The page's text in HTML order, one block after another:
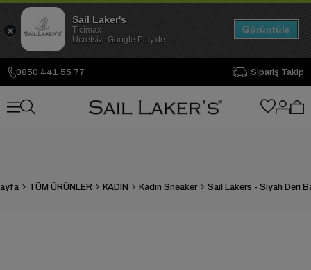
0850 441 55 77 Sipariş Takip
TÜM ÜRÜNLER KADIN Kadın Sneaker
Sail Laker's
Ticimax
Ücretsiz -Google Play'de
Görüntüle